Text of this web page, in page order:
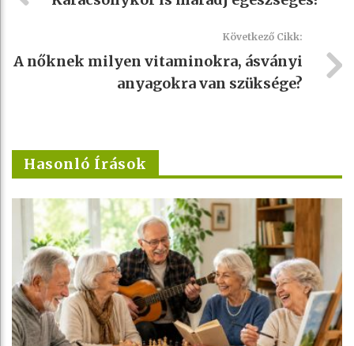
Következő Cikk:
A nőknek milyen vitaminokra, ásványi
anyagokra van szüksége?
Hasonló Írások